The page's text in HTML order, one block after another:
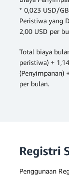
* 0,023 USD/
Peristiwa yang
2,00 USD per
Total biaya
peristiwa) +
(Penyimpanan)
per bulan.
Registri
Penggunaan